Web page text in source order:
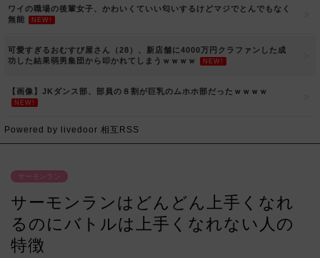
ワイの職場の後輩女子、かわいくていい匂いするけどマジでとんでもなく
無能
NEW!
可愛すぎるおむすび屋さん（28）、新店舗に4000万円クラファンした成
功した結果弱男集団から叩かれてしまうｗｗｗｗ
NEW!
【画像】JKダンス部、部員の８割が巨乳のムホホ部だったｗｗｗｗ
NEW!
Powered by livedoor 相互RSS
サーモンラン
サーモンランはどんどん上手くなれ
るのにバトルは上手くなれない人の
特徴